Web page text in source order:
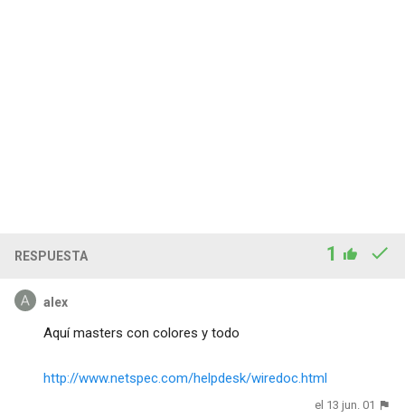
RESPUESTA 1
alex
Aquí masters con colores y todo
http://www.netspec.com/helpdesk/wiredoc.html
el 13 jun. 01